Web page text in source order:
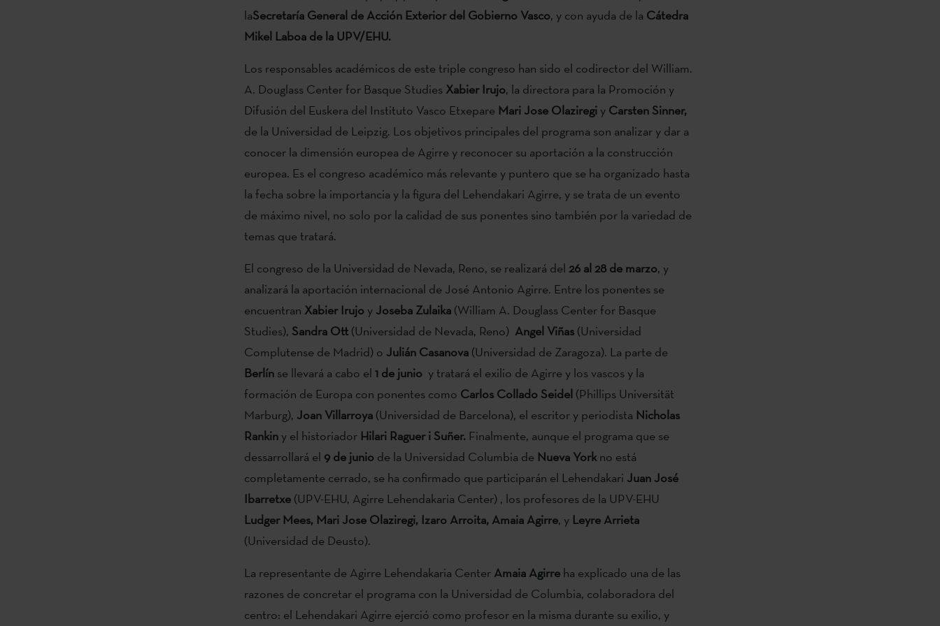
laSecretaría General de Acción Exterior del Gobierno Vasco, y con ayuda de la Cátedra
Mikel Laboa de la UPV/EHU.
Los responsables académicos de este triple congreso han sido el codirector del William.
A. Douglass Center for Basque Studies Xabier Irujo, la directora para la Promoción y
Difusión del Euskera del Instituto Vasco Etxepare Mari Jose Olaziregi y Carsten Sinner,
de la Universidad de Leipzig. Los objetivos principales del programa son analizar y dar a
conocer la dimensión europea de Agirre y reconocer su aportación a la construcción
europea. Es el congreso académico más relevante y puntero que se ha organizado hasta
la fecha sobre la importancia y la figura del Lehendakari Agirre, y se trata de un evento
de máximo nivel, no solo por la calidad de sus ponentes sino también por la variedad de
temas que tratará.
El congreso de la Universidad de Nevada, Reno, se realizará del 26 al 28 de marzo, y
analizará la aportación internacional de José Antonio Agirre. Entre los ponentes se
encuentran Xabier Irujo y Joseba Zulaika(William A. Douglass Center for Basque
Studies), Sandra Ott(Universidad de Nevada, Reno) Angel Viñas(Universidad
Complutense de Madrid) o Julián Casanova (Universidad de Zaragoza). La parte de
Berlínse llevará a cabo el 1 de junioy tratará el exilio de Agirre y los vascos y la
formación de Europa con ponentes como Carlos Collado Seidel(Phillips Universität
Marburg), Joan Villarroya(Universidad de Barcelona), el escritor y periodista Nicholas
Rankiny el historiador Hilari Raguer i Suñer.Finalmente, aunque el programa que se
dessarrollará el 9 de juniode la Universidad Columbia de Nueva Yorkno está
completamente cerrado, se ha confirmado que participarán el Lehendakari Juan José
Ibarretxe(UPV-EHU, Agirre Lehendakaria Center) , los profesores de la UPV-EHU
Ludger Mees, Mari Jose Olaziregi, Izaro Arroita, Amaia Agirre, y Leyre Arrieta
(Universidad de Deusto).
La representante de Agirre Lehendakaria Center Amaia Agirreha explicado una de las
razones de concretar el programa con la Universidad de Columbia, colaboradora del
centro: el Lehendakari Agirre ejerció como profesor en la misma durante su exilio, y